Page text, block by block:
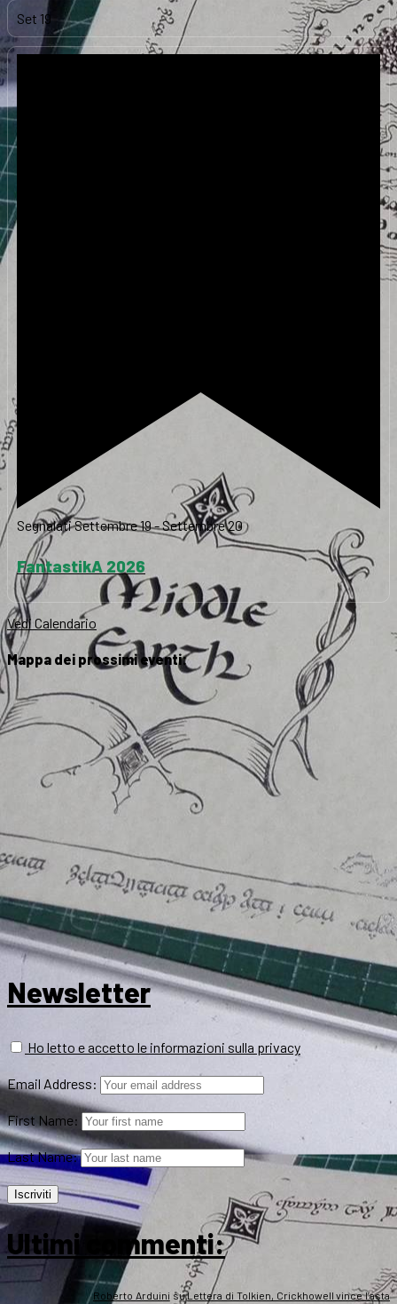
Set 19
SegnalatiSettembre 19-Settembre 20
FantastikA 2026
Vedi Calendario
Mappa dei prossimi eventi:
Newsletter
Ho letto e accetto le informazioni sulla privacy
Email Address:
First Name:
Last Name:
Ultimi commenti:
Roberto Arduini suLettera di Tolkien, Crickhowell vince l’asta